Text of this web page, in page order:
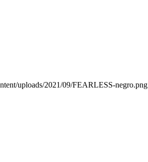
uploads/2021/09/FEARLESS-negro.png